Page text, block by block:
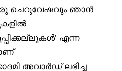
ചെറുവേഷവും ഞാൻ
എന്ന
അവാർഡ് ലഭിച്ച